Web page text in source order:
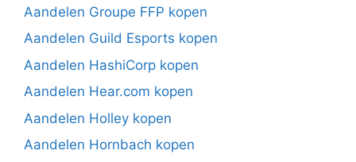
Aandelen Groupe FFP kopen
Aandelen Guild Esports kopen
Aandelen HashiCorp kopen
Aandelen Hear.com kopen
Aandelen Holley kopen
Aandelen Hornbach kopen